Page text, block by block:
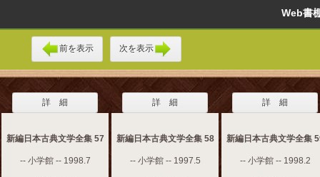
Web
前を表示 次を表示
詳 細
新編日本古典文学全集 57
-- 小学館 -- 1998.7
詳 細
新編日本古典文学全集 58
-- 小学館 -- 1997.5
詳 細
新編日本古典文学全集
-- 小学館 -- 1998.2